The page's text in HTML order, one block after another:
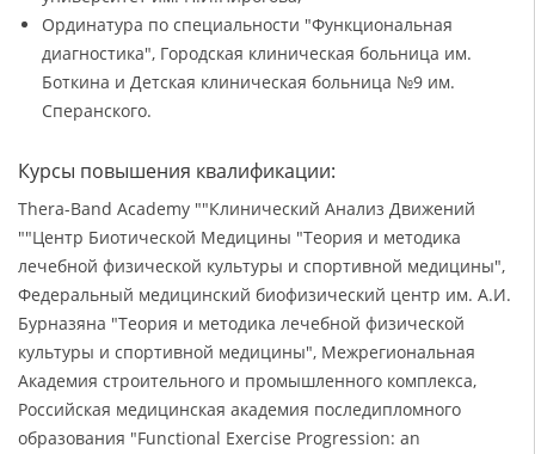
Ординатура по специальности "Функциональная
диагностика", Городская клиническая больница им.
Боткина и Детская клиническая больница №9 им.
Сперанского.
Курсы повышения квалификации:
Thera-Band Academy ""Клинический Анализ Движений
""Центр Биотической Медицины "Теория и методика
лечебной физической культуры и спортивной медицины",
Федеральный медицинский биофизический центр им. А.И.
Бурназяна "Теория и методика лечебной физической
культуры и спортивной медицины", Межрегиональная
Академия строительного и промышленного комплекса,
Российская медицинская академия последипломного
образования "Functional Exercise Progression: an